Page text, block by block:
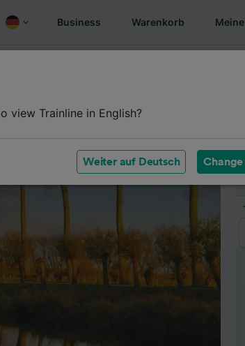
Business Warenkorb
view Trainline in English?
Weiter auf Deutsch Change